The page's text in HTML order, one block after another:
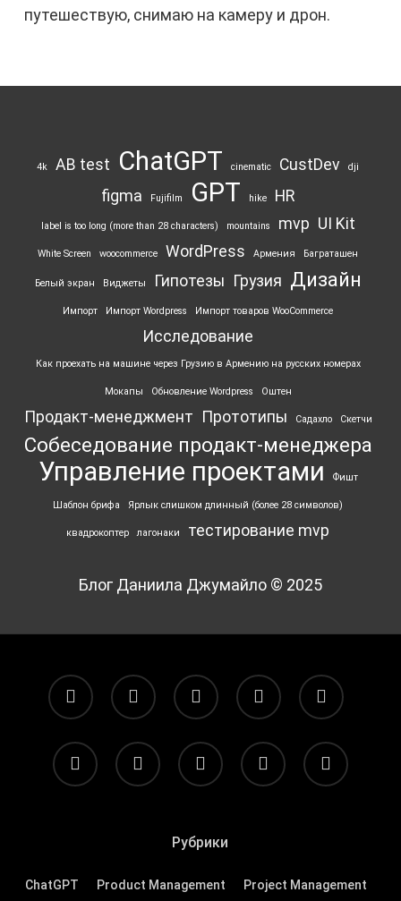
путешествую, снимаю на камеру и дрон.
4k AB test ChatGPT cinematic CustDev dji
figma Fujifilm GPT hike HR
label is too long (more than 28 characters) mountains mvp UI Kit
White Screen woocommerce WordPress Армения Баграташен
Белый экран Виджеты Гипотезы Грузия Дизайн
Импорт Импорт Wordpress Импорт товаров WooCommerce
Исследование
Как проехать на машине через Грузию в Армению на русских номерах
Мокапы Обновление Wordpress Оштен
Продакт-менеджмент Прототипы Садахло Скетчи
Собеседование продакт-менеджера
Управление проектами Фишт
Шаблон брифа Ярлык ‎слишком длинный (более 28 символов)
квадрокоптер лагонаки тестирование mvp
Блог Даниила Джумайло © 2025
facebook pinterest linkedin youtube flickr
vk yelp telegram tiktok email
Рубрики
ChatGPT Product Management Project Management